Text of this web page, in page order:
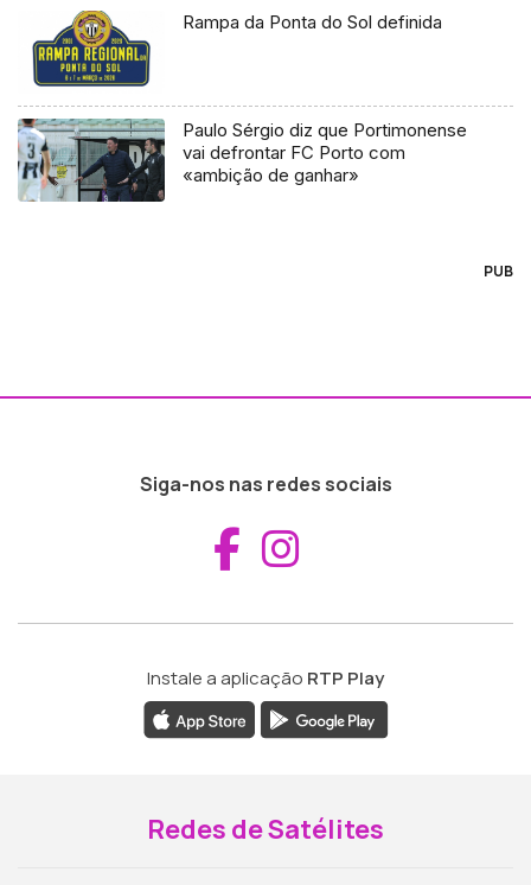
Rampa da Ponta do Sol definida
Paulo Sérgio diz que Portimonense
vai defrontar FC Porto com
«ambição de ganhar»
PUB
Siga-nos nas redes sociais
Aceder ao
Instale a aplicação RTP Play
Redes de Satélites